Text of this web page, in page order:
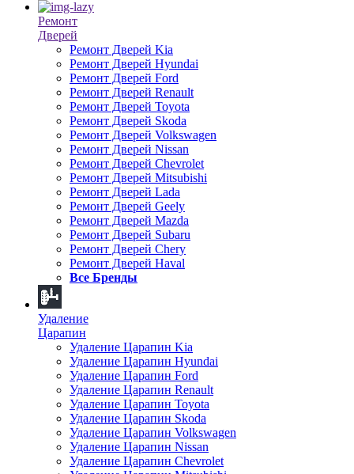
Ремонт
Дверей
Ремонт Дверей Kia
Ремонт Дверей Hyundai
Ремонт Дверей Ford
Ремонт Дверей Renault
Ремонт Дверей Toyota
Ремонт Дверей Skoda
Ремонт Дверей Volkswagen
Ремонт Дверей Nissan
Ремонт Дверей Chevrolet
Ремонт Дверей Mitsubishi
Ремонт Дверей Lada
Ремонт Дверей Geely
Ремонт Дверей Mazda
Ремонт Дверей Subaru
Ремонт Дверей Chery
Ремонт Дверей Haval
Все Бренды
Удаление
Царапин
Удаление Царапин Kia
Удаление Царапин Hyundai
Удаление Царапин Ford
Удаление Царапин Renault
Удаление Царапин Toyota
Удаление Царапин Skoda
Удаление Царапин Volkswagen
Удаление Царапин Nissan
Удаление Царапин Chevrolet